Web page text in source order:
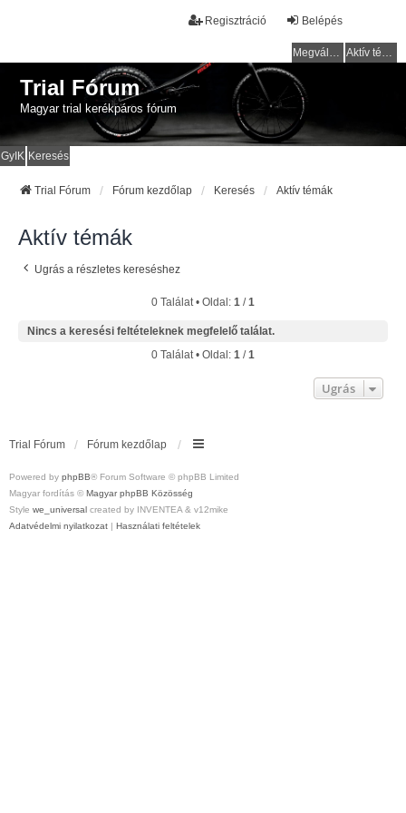
Belépés
Regisztráció
Megválaszolatlan témák Aktív témák
Trial Fórum
Magyar trial kerékpáros fórum
GyIK Keresés
Trial Fórum Fórum kezdőlap Keresés Aktív témák
Aktív témák
Ugrás a részletes kereséshez
0 Találat • Oldal: 1 /1
Nincs a keresési feltételeknek megfelelő találat.
0 Találat • Oldal: 1 /1
Ugrás
Trial Fórum Fórum kezdőlap
Powered by phpBB® Forum Software © phpBB Limited
Magyar fordítás © Magyar phpBB Közösség
Style we_universal created by INVENTEA & v12mike
Adatvédelmi nyilatkozat | Használati feltételek